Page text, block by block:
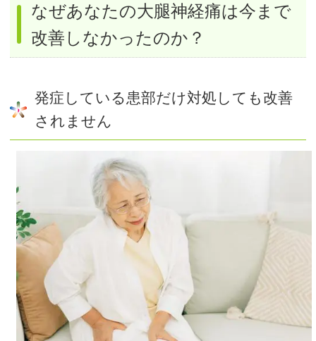
なぜあなたの大腿神経痛は今まで
改善しなかったのか？
発症している患部だけ対処しても改善
されません